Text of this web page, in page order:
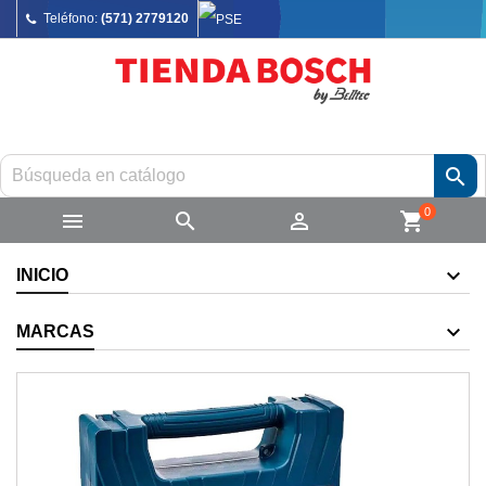
Teléfono: (571) 2779120


  shopping_cart0
INICIO
MARCAS